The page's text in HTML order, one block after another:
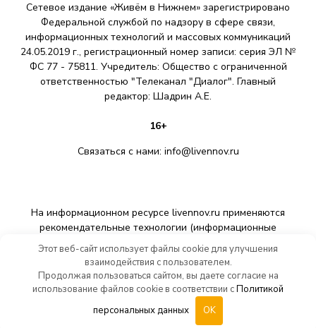
Сетевое издание «Живём в Нижнем» зарегистрировано
Федеральной службой по надзору в сфере связи,
информационных технологий и массовых коммуникаций
24.05.2019 г., регистрационный номер записи: серия ЭЛ №
ФС 77 - 75811. Учредитель: Общество с ограниченной
ответственностью "Телеканал "Диалог". Главный
редактор: Шадрин A.E.
16+
Связаться с нами: info@livennov.ru
На информационном ресурсе livennov.ru применяются
рекомендательные технологии (информационные
технологии предоставления информации на основе сбора,
систематизации и анализа сведений, относящихся к
предпочтениям пользователей сети «Интернет»,
находящихся на территории Российской Федерации).
Этот веб-сайт использует файлы cookie для улучшения
взаимодействия с пользователем.
Продолжая пользоваться сайтом, вы даете согласие на
использование файлов cookie в соответствии сПолитикой
персональных данных
OK